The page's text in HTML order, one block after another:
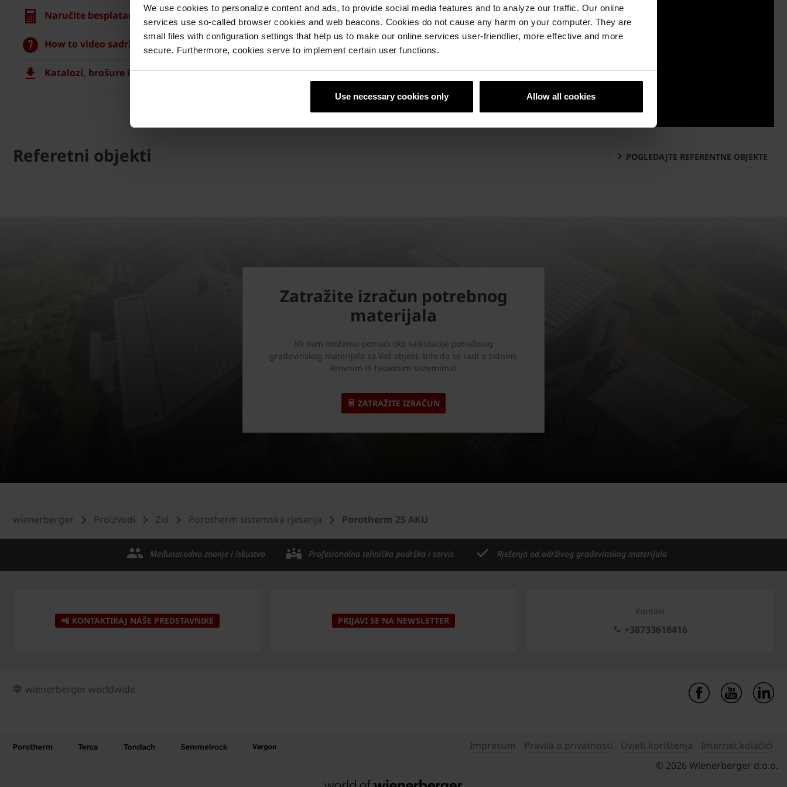
We use cookies to personalize content and ads, to provide social media features and to analyze our traffic. Our online
services use so-called browser cookies and web beacons. Cookies do not cause any harm on your computer. They are
small files with configuration settings that help us to make our online services user-friendlier, more effective and more
secure. Furthermore, cookies serve to implement certain user functions.
Use necessary cookies only Allow all cookies
Naručite besplatan izračun materijala
How to video sadržaj
Katalozi, brošure i tehnička dokumentacija
Referetni objekti POGLEDAJTE REFERENTNE OBJEKTE
Zatražite izračun potrebnog
materijala
Mi Vam možemo pomoći oko kalkulacije potrebnog
građevinskog materijala za Vaš objekt, bilo da se radi o zidnim,
krovnim ili fasadnim sistemima!
ZATRAŽITE IZRAČUN
wienerberger Proizvodi Zid Porotherm sistemska rjesenja Porotherm 25 AKU
Međunarodno znanje i iskustvo Profesionalna tehnička podrška i servis Rješenja od održivog građevinskog materijala
📲 KONTAKTIRAJ NAŠE PREDSTAVNIKE PRIJAVI SE NA NEWSLETTER
Kontakt
+38733618416
wienerberger worldwide
Impresum Pravila o privatnosti Uvjeti korištenja
Internet kolačići
© 2026 Wienerberger d.o.o.